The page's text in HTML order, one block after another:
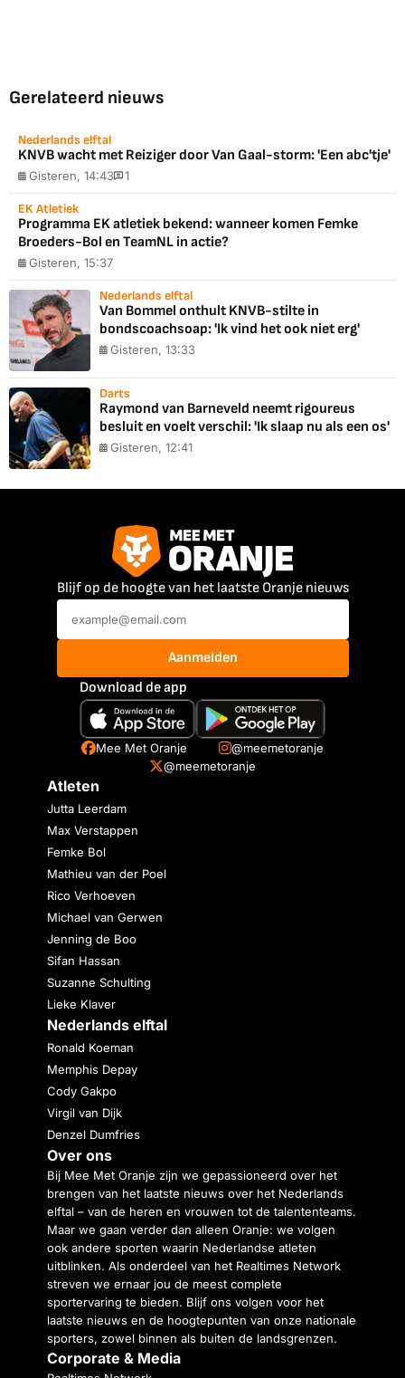
Gerelateerd nieuws
Nederlands elftal
KNVB wacht met Reiziger door Van Gaal-storm: 'Een abc'tje'
Gisteren, 14:43 1
EK Atletiek
Programma EK atletiek bekend: wanneer komen Femke
Broeders-Bol en TeamNL in actie?
Gisteren, 15:37
Nederlands elftal
Van Bommel onthult KNVB-stilte in
bondscoachsoap: 'Ik vind het ook niet erg'
Gisteren, 13:33
Darts
Raymond van Barneveld neemt rigoureus
besluit en voelt verschil: 'Ik slaap nu als een os'
Gisteren, 12:41
Blijf op de hoogte van het laatste Oranje nieuws
Aanmelden
Download de app
Mee Met Oranje
@meemetoranje
@meemetoranje
Atleten
Jutta Leerdam
Max Verstappen
Femke Bol
Mathieu van der Poel
Rico Verhoeven
Michael van Gerwen
Jenning de Boo
Sifan Hassan
Suzanne Schulting
Lieke Klaver
Nederlands elftal
Ronald Koeman
Memphis Depay
Cody Gakpo
Virgil van Dijk
Denzel Dumfries
Over ons
Bij Mee Met Oranje zijn we gepassioneerd over het
brengen van het laatste nieuws over het Nederlands
elftal – van de heren en vrouwen tot de talententeams.
Maar we gaan verder dan alleen Oranje: we volgen
ook andere sporten waarin Nederlandse atleten
uitblinken. Als onderdeel van het Realtimes Network
streven we ernaar jou de meest complete
sportervaring te bieden. Blijf ons volgen voor het
laatste nieuws en de hoogtepunten van onze nationale
sporters, zowel binnen als buiten de landsgrenzen.
Corporate & Media